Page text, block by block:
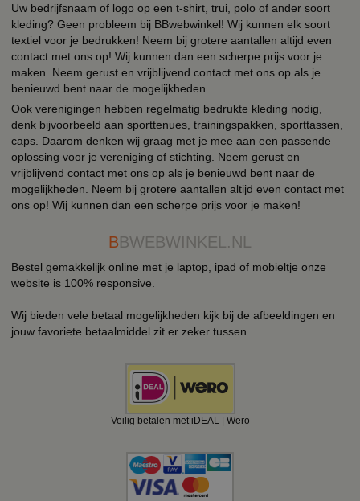
Uw bedrijfsnaam of logo op een t-shirt, trui, polo of ander soort
kleding? Geen probleem bij BBwebwinkel! Wij kunnen elk soort
textiel voor je bedrukken! Neem bij grotere aantallen altijd even
contact met ons op! Wij kunnen dan een scherpe prijs voor je
maken. Neem gerust en vrijblijvend contact met ons op als je
benieuwd bent naar de mogelijkheden.
Ook verenigingen hebben regelmatig bedrukte kleding nodig,
denk bijvoorbeeld aan sporttenues, trainingspakken, sporttassen,
caps. Daarom denken wij graag met je mee aan een passende
oplossing voor je vereniging of stichting. Neem gerust en
vrijblijvend contact met ons op als je benieuwd bent naar de
mogelijkheden. Neem bij grotere aantallen altijd even contact met
ons op! Wij kunnen dan een scherpe prijs voor je maken!
BBWEBWINKEL.NL
Bestel gemakkelijk online met je laptop, ipad of mobieltje onze
website is 100% responsive.
Wij bieden vele betaal mogelijkheden kijk bij de afbeeldingen en
jouw favoriete betaalmiddel zit er zeker tussen.
Veilig betalen met iDEAL | Wero